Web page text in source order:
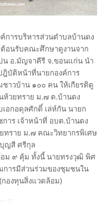
ารบริหารส่วนตำบลบ้านดง
อนรับคณะศึกษาดูงานจาก
น อ.มัญจาคีรี จ.ขอนแก่น นำ
บัติหน้าที่นายกองค์การ
าวบ้าน ๑๐๐ คน ให้เกียรติดู
ห้วยทราย ม.๗ ต.บ้านดง
อกอดุลศักดิ์ เล่ห์กัน นายก
าร เจ้าหน้าที่ อบต.บ้านดง
ราย ม.๗ คณะวิทยากรพิเศษ
ญสี ศรีกุล
ม ๙ คุ้ม ทั้งนี้ นายทรงวุฒิ พิศ
การมีส่วนร่วมของชุมชนใน
องทุนสิ่งแวดล้อม)